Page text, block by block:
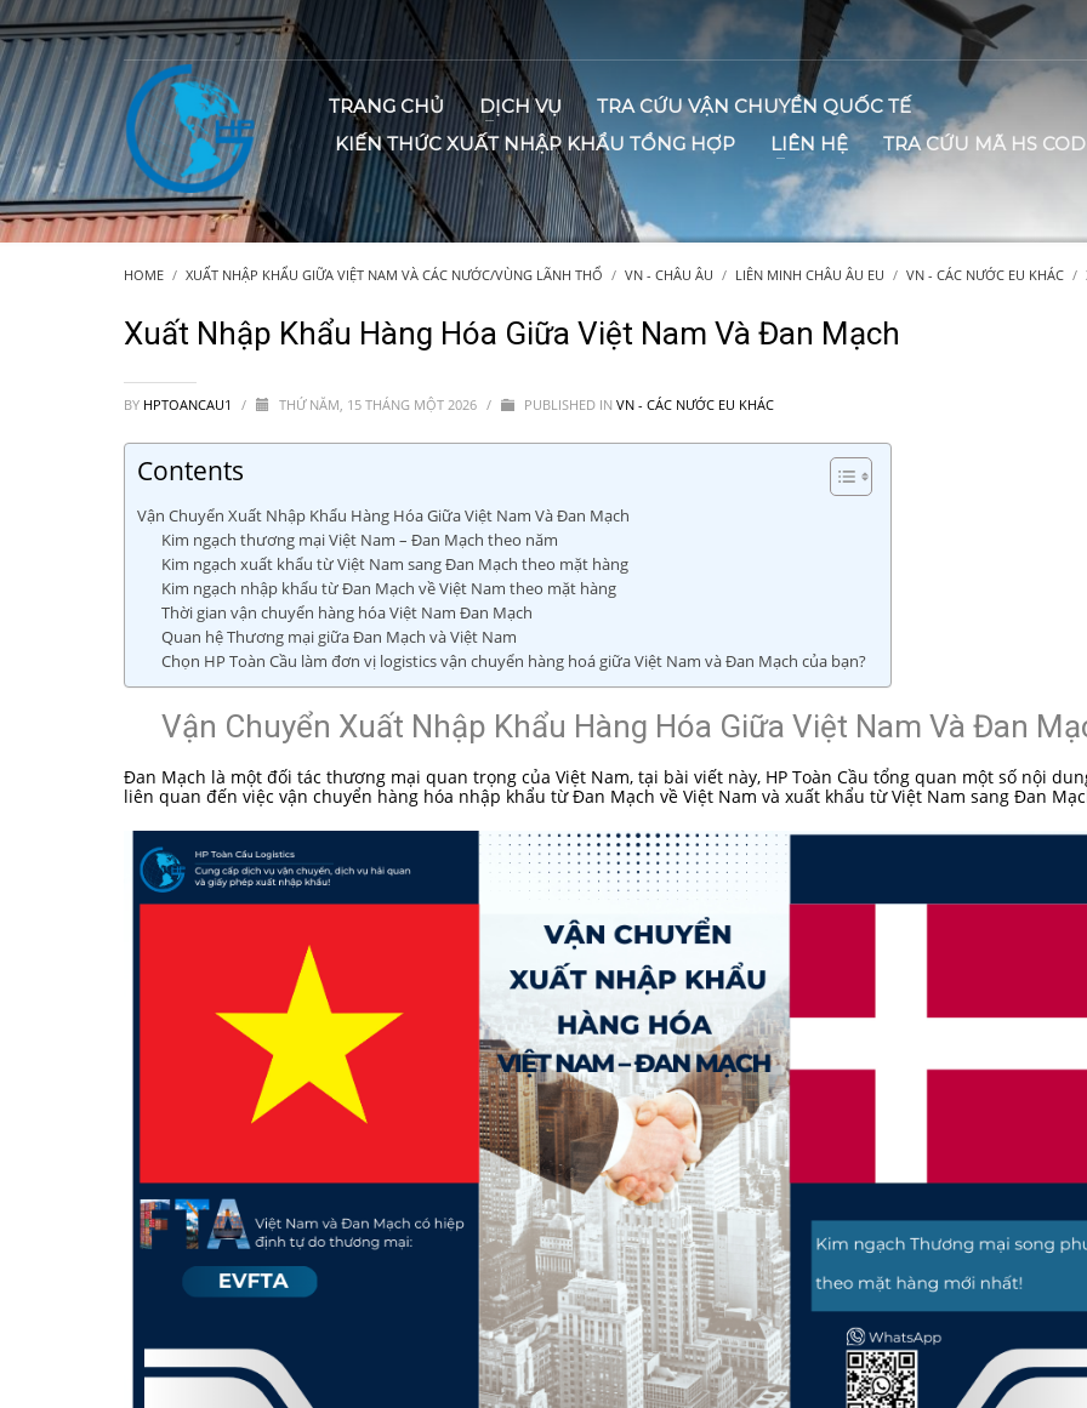
TRANG CHỦ DỊCH VỤ
TRA CỨU VẬN CHUYỂN QUỐC TẾ
KIẾN THỨC XUẤT NHẬP KHẨU TỔNG HỢP
LIÊN HỆ TRA CỨU MÃ HS
HOME XUẤT NHẬP KHẨU GIỮA VIỆT NAM VÀ CÁC NƯỚC/VÙNG LÃNH THỔ VN - CHÂU ÂU LIÊN MINH CHÂU ÂU EU VN - CÁC NƯỚC EU KHÁC
Xuất Nhập Khẩu Hàng Hóa Giữa Việt Nam Và Đan Mạch
BY HPTOANCAU1 / THỨ NĂM, 15 THÁNG MỘT 2026 / PUBLISHED IN VN - CÁC NƯỚC EU KHÁC
Contents
Vận Chuyển Xuất Nhập Khẩu Hàng Hóa Giữa Việt Nam Và Đan Mạch
Kim ngạch thương mại Việt Nam – Đan Mạch theo năm
Kim ngạch xuất khẩu từ Việt Nam sang Đan Mạch theo mặt hàng
Kim ngạch nhập khẩu từ Đan Mạch về Việt Nam theo mặt hàng
Thời gian vận chuyển hàng hóa Việt Nam Đan Mạch
Quan hệ Thương mại giữa Đan Mạch và Việt Nam
Chọn HP Toàn Cầu làm đơn vị logistics vận chuyển hàng hoá giữa Việt Nam và Đan Mạch của bạn?
Vận Chuyển Xuất Nhập Khẩu Hàng Hóa Giữa Việt Nam Và Đan
Đan Mạch là một đối tác thương mại quan trọng của Việt Nam, tại bài viết này, HP Toàn Cầu tổng quan một số nội
liên quan đến việc vận chuyển hàng hóa nhập khẩu từ Đan Mạch về Việt Nam và xuất khẩu từ Việt Nam sang Đan